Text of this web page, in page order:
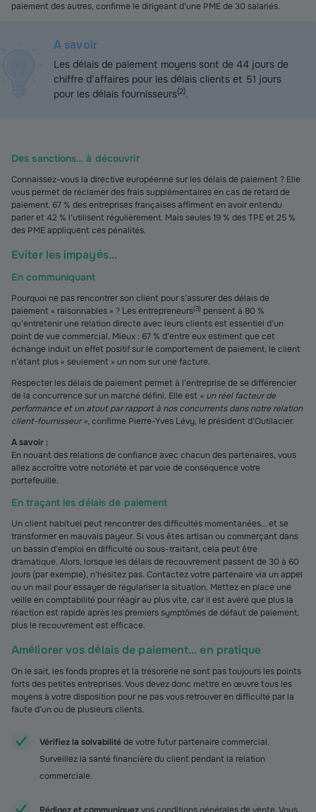
paiement des autres, confirme le dirigeant d’une PME de 30 salariés.
A savoir
Les délais de paiement moyens sont de 44 jours de
chiffre d’affaires pour les délais clients et 51 jours
pour les délais fournisseurs(2).
Des sanctions… à découvrir
Connaissez-vous la directive européenne sur les délais de paiement ? Elle
vous permet de réclamer des frais supplémentaires en cas de retard de
paiement. 67 % des entreprises françaises affirment en avoir entendu
parler et 42 % l’utilisent régulièrement. Mais seules 19 % des TPE et 25 %
des PME appliquent ces pénalités.
Eviter les impayés...
En communiquant
Pourquoi ne pas rencontrer son client pour s’assurer des délais de
paiement « raisonnables » ? Les entrepreneurs(3) pensent à 80 %
qu’entretenir une relation directe avec leurs clients est essentiel d’un
point de vue commercial. Mieux : 67 % d’entre eux estiment que cet
échange induit un effet positif sur le comportement de paiement, le client
n’étant plus « seulement » un nom sur une facture.
Respecter les délais de paiement permet à l’entreprise de se différencier
de la concurrence sur un marché défini. Elle est « un réel facteur de
performance et un atout par rapport à nos concurrents dans notre relation
client-fournisseur », confirme Pierre-Yves Lévy, le président d’Outilacier.
A savoir :
En nouant des relations de confiance avec chacun des partenaires, vous
allez accroître votre notoriété et par voie de conséquence votre
portefeuille.
En traçant les délais de paiement
Un client habituel peut rencontrer des difficultés momentanées… et se
transformer en mauvais payeur. Si vous êtes artisan ou commerçant dans
un bassin d’emploi en difficulté ou sous-traitant, cela peut être
dramatique. Alors, lorsque les délais de recouvrement passent de 30 à 60
jours (par exemple), n’hésitez pas. Contactez votre partenaire via un appel
ou un mail pour essayer de régulariser la situation. Mettez en place une
veille en comptabilité pour réagir au plus vite, car il est avéré que plus la
réaction est rapide après les premiers symptômes de défaut de paiement,
plus le recouvrement est efficace.
Améliorer vos délais de paiement… en pratique
On le sait, les fonds propres et la trésorerie ne sont pas toujours les points
forts des petites entreprises. Vous devez donc mettre en œuvre tous les
moyens à votre disposition pour ne pas vous retrouver en difficulté par la
faute d’un ou de plusieurs clients.
Vérifiez la solvabilitéde votre futur partenaire commercial.
Surveillez la santé financière du client pendant la relation
commerciale.